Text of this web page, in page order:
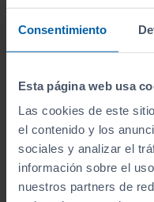
Consentimiento
Esta página web usa
Las cookies de este
el contenido y los
sociales y analizar el
información sobre el
nuestros partners de
EXTERIOR